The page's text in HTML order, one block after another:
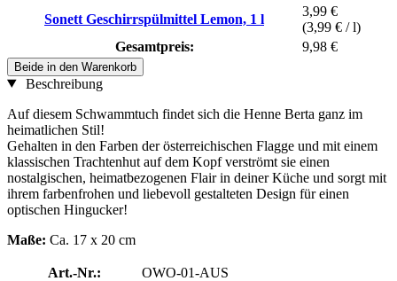
Sonett Geschirrspülmittel Lemon, 1 l
3,99 €
(3,99 € / l)
Gesamtpreis:
9,98 €
Beide in den Warenkorb
Beschreibung
Auf diesem Schwammtuch findet sich die Henne Berta ganz im
heimatlichen Stil!
Gehalten in den Farben der österreichischen Flagge und mit einem
klassischen Trachtenhut auf dem Kopf verströmt sie einen
nostalgischen, heimatbezogenen Flair in deiner Küche und sorgt mit
ihrem farbenfrohen und liebevoll gestalteten Design für einen
optischen Hingucker!
Maße: Ca. 17 x 20 cm
Art.-Nr.:
OWO-01-AUS